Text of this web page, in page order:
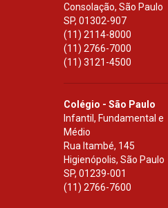
Consolação, São Paulo
SP, 01302-907
(11) 2114-8000
(11) 2766-7000
(11) 3121-4500
Colégio - São Paulo
Infantil, Fundamental e
Médio
Rua Itambé, 145
Higienópolis, São Paulo
SP, 01239-001
(11) 2766-7600